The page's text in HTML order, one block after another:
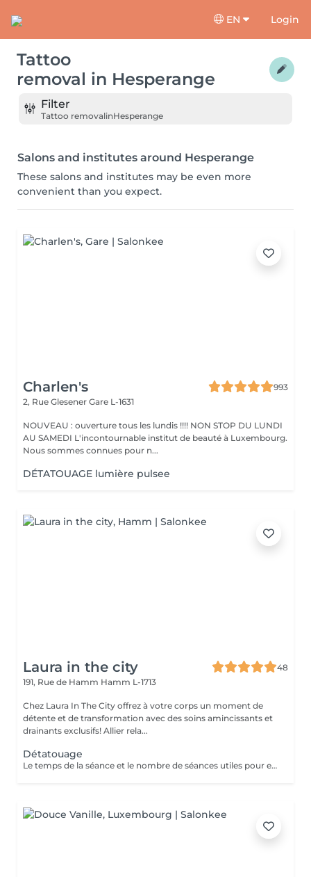
EN Login
Tattoo
removal in Hesperange
Filter
Tattoo removalinHesperange
Salons and institutes around Hesperange
These salons and institutes may be even more
convenient than you expect.
Charlen's
993
2, Rue Glesener Gare L-1631
NOUVEAU : ouverture tous les lundis !!!! NON STOP DU LUNDI
AU SAMEDI L'incontournable institut de beauté à Luxembourg.
Nous sommes connues pour n...
DÉTATOUAGE lumière pulsee
Laura in the city
48
191, Rue de Hamm Hamm L-1713
Chez Laura In The City offrez à votre corps un moment de
détente et de transformation avec des soins amincissants et
drainants exclusifs! Allier rela...
Détatouage
Le temps de la séance et le nombre de séances utiles pour enlever le tatouage sont variables Le détatouage laser est une technique efficace qui fragmente les pigments d'encre sous la peau à l'aide de faisceaux de lumière, permettant ainsi au système immunitaire de les éliminer progressivement. Le processus nécessite généralement plusieurs séances, et son efficacité dépend de divers facteurs. Comment ça marche ? Le laser cible les particules d'encre et les chauffe pour les fragmenter en morceaux plus petits. Ces fragments sont ensuite naturellement évacués par le corps. Différents types de lasers, tels que le laser Picosure ou le laser Q-Switched, sont utilisés pour traiter efficacement différentes couleurs et profondeurs d'encre. Ce qu'il faut savoir Nombre de séances Le nombre de séances varie considérablement. Un tatouage amateur peut nécessiter 3 à 5 séances, tandis qu'un tatouage professionnel peut en exiger 4 à 12, voire plus, pour une disparition complète. Résultats progressifs L'éclaircissement de l'encre est visible après chaque séance, mais le tatouage complet s'estompe progressivement au fil du temps.